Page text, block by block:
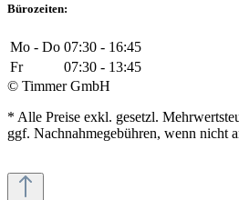
Bürozeiten:
Mo - Do 07:30 - 16:45
Fr
07:30 - 13:45
© Timmer GmbH
* Alle Preise exkl. gesetzl.
ggf. Nachnahmegebühren, wenn nicht